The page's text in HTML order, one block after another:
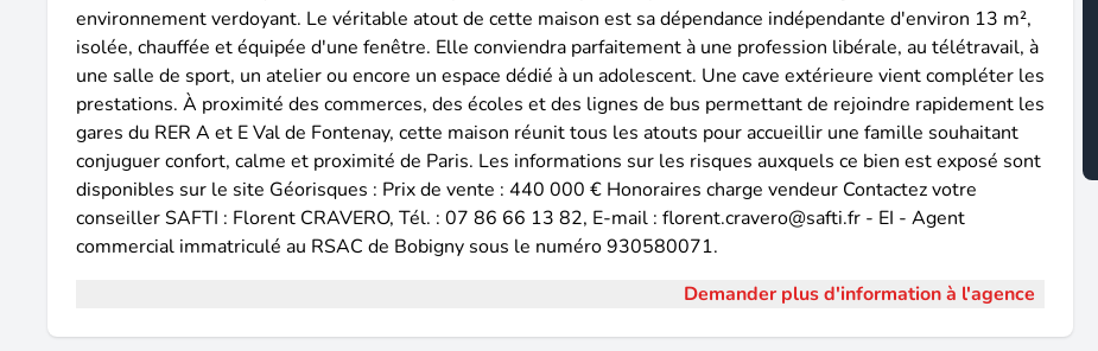
environnement verdoyant. Le véritable atout de cette maison est sa dépendance indépendante d'environ 13 m²,
isolée, chauffée et équipée d'une fenêtre. Elle conviendra parfaitement à une profession libérale, au télétravail, à
une salle de sport, un atelier ou encore un espace dédié à un adolescent. Une cave extérieure vient compléter les
prestations. À proximité des commerces, des écoles et des lignes de bus permettant de rejoindre rapidement les
gares du RER A et E Val de Fontenay, cette maison réunit tous les atouts pour accueillir une famille souhaitant
conjuguer confort, calme et proximité de Paris. Les informations sur les risques auxquels ce bien est exposé sont
disponibles sur le site Géorisques : Prix de vente : 440 000 € Honoraires charge vendeur Contactez votre
conseiller SAFTI : Florent CRAVERO, Tél. : 07 86 66 13 82, E-mail : florent.cravero@safti.fr - EI - Agent
commercial immatriculé au RSAC de Bobigny sous le numéro 930580071.
Demander plus d'information à l'agence